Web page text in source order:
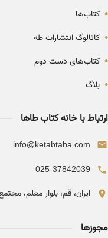
• کتاب‌ها
• کاتالوگ انتشارات طه
• کتاب‌های دست دوم
• بلاگ
ارتباط با خانه کتاب طاها
info@ketabtaha.com
025-37842039
ایران، قم، بلوار معلم،
مجوزها